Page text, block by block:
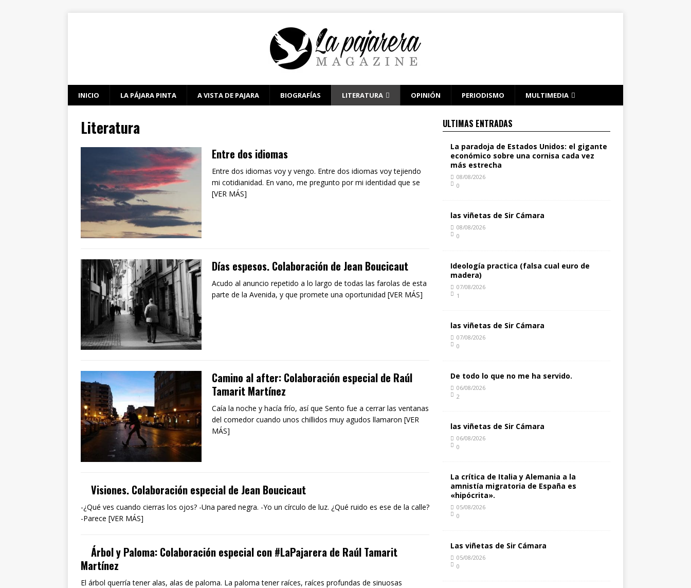
INICIO LA PÁJARA PINTA A VISTA DE PAJARA BIOGRAFÍAS LITERATURA OPINIÓN PERIODISMO MULTIMEDIA
Literatura
Entre dos idiomas
Entre dos idiomas voy y vengo. Entre dos idiomas voy tejiendo
mi cotidianidad. En vano, me pregunto por mi identidad que se
[VER MÁS]
Días espesos. Colaboración de Jean Boucicaut
Acudo al anuncio repetido a lo largo de todas las farolas de esta
parte de la Avenida, y que promete una oportunidad [VER MÁS]
Camino al after: Colaboración especial de Raúl
Tamarit Martínez
Caía la noche y hacía frío, así que Sento fue a cerrar las ventanas
del comedor cuando unos chillidos muy agudos llamaron [VER
MÁS]
Visiones. Colaboración especial de Jean Boucicaut
-¿Qué ves cuando cierras los ojos? -Una pared negra. -Yo un círculo de luz. ¿Qué ruido es ese de la calle?
-Parece [VER MÁS]
Árbol y Paloma: Colaboración especial con #LaPajarera de Raúl Tamarit
Martínez
El árbol querría tener alas, alas de paloma. La paloma tener raíces, raíces profundas de sinuosas
ULTIMAS ENTRADAS
La paradoja de Estados Unidos: el gigante
económico sobre una cornisa cada vez
más estrecha
08/08/2026
0
las viñetas de Sir Cámara
08/08/2026
0
Ideología practica (falsa cual euro de
madera)
07/08/2026
1
las viñetas de Sir Cámara
07/08/2026
0
De todo lo que no me ha servido.
06/08/2026
2
las viñetas de Sir Cámara
06/08/2026
0
La crítica de Italia y Alemania a la
amnistía migratoria de España es
«hipócrita».
05/08/2026
0
Las viñetas de Sir Cámara
05/08/2026
0